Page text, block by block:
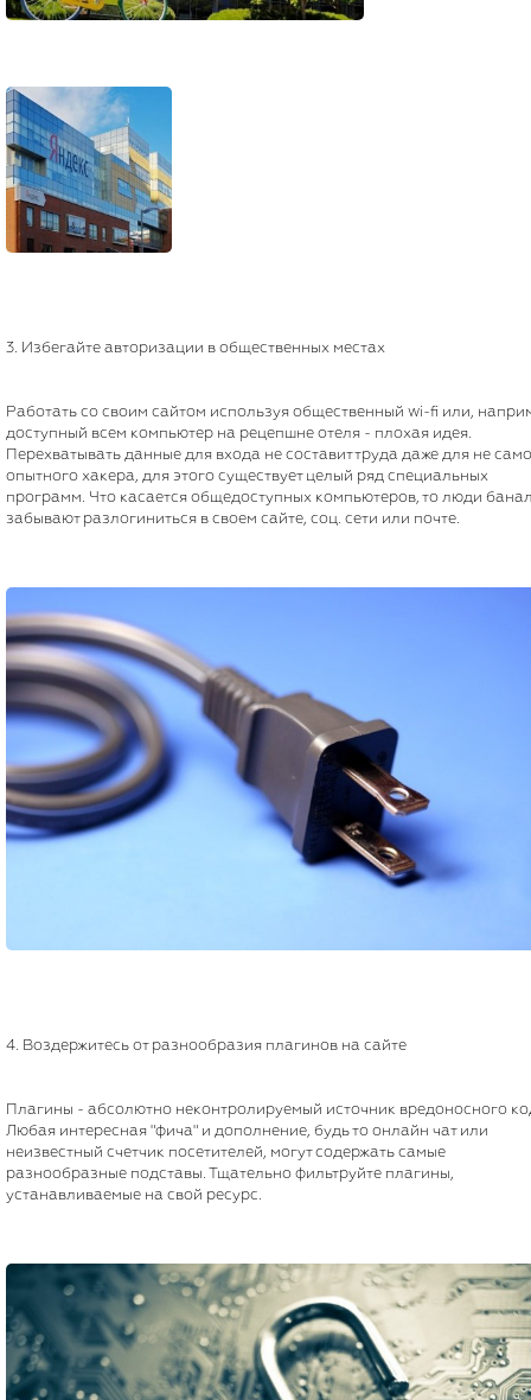
3. Избегайте авторизации в общественных местах
Работать со своим сайтом используя общественный wi-fi или,
доступный всем компьютер на рецепшне отеля - плохая идея.
Перехватывать данные для входа не составит труда даже для не
опытного хакера, для этого существует целый ряд специальных
программ. Что касается общедоступных компьютеров, то люди
забывают разлогиниться в своем сайте, соц. сети или почте.
4. Воздержитесь от разнообразия плагинов на сайте
Плагины - абсолютно неконтролируемый источник вредоносного
Любая интересная "фича" и дополнение, будь то онлайн чат или
неизвестный счетчик посетителей, могут содержать самые
разнообразные подставы. Тщательно фильтруйте плагины,
устанавливаемые на свой ресурс.